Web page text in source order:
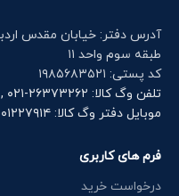
طبقه سوم واحد ۱۱
کد پستی: ۱۹۸۵۶۸۳۵۲۱
تلفن وگ کالا: ۲۶۳۷۳۲۶۲-۰۲۱ , ۲۶۳۷۳۲۶۴-۰۲۱
موبایل دفتر وگ کالا: ۰۹۰۰۱۲۲۷۹۱۴
فرم های کاربری
درخواست خرید